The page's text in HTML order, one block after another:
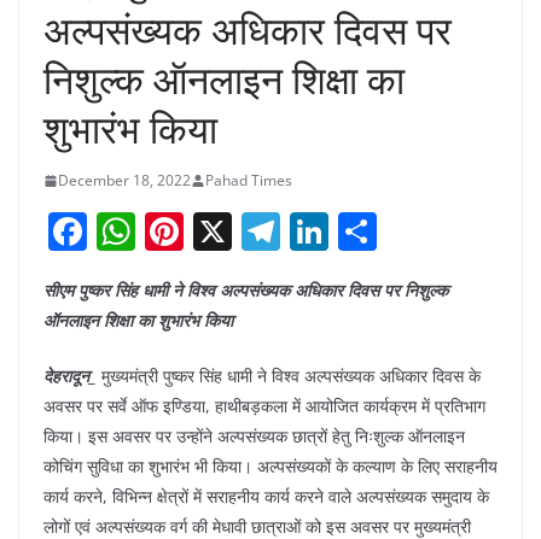
अल्पसंख्यक अधिकार दिवस पर
निशुल्क ऑनलाइन शिक्षा का
शुभारंभ किया
December 18, 2022 Pahad Times
F
c
e
b
o
o
k
W
at
A
p
p
Pi
nt
er
st
X T
el
e
a
m
Li
n
k
dI
n
ar
सीएम पुष्कर सिंह धामी ने विश्व अल्पसंख्यक अधिकार दिवस पर निशुल्क
ऑनलाइन शिक्षा का शुभारंभ किया
देहरादून_ मुख्यमंत्री पुष्कर सिंह धामी ने विश्व अल्पसंख्यक अधिकार दिवस के
अवसर पर सर्वे ऑफ इण्डिया, हाथीबड़कला में आयोजित कार्यक्रम में प्रतिभाग
किया। इस अवसर पर उन्होंने अल्पसंख्यक छात्रों हेतु निःशुल्क ऑनलाइन
कोचिंग सुविधा का शुभारंभ भी किया। अल्पसंख्यकों के कल्याण के लिए सराहनीय
कार्य करने, विभिन्न क्षेत्रों में सराहनीय कार्य करने वाले अल्पसंख्यक समुदाय के
लोगों एवं अल्पसंख्यक वर्ग की मेधावी छात्राओं को इस अवसर पर मुख्यमंत्री